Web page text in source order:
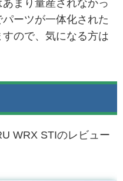
まり量産されなかっ
ーツが一体化された
ので、気になる方は
WRX STIのレビュー